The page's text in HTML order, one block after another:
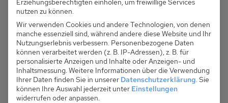
Suchen
PL 041.022 - Apartment
Bellamaya B29
Erziehungsberechtigten einholen, um freiwillige Services
nutzen zu können.
Wir verwenden Cookies und andere Technologien, von denen
manche essenziell sind, während andere diese Website und Ihr
Nutzungserlebnis verbessern. Personenbezogene Daten
können verarbeitet werden (z. B. IP-Adressen), z. B. für
personalisierte Anzeigen und Inhalte oder Anzeigen- und
Inhaltsmessung. Weitere Informationen über die Verwendung
Ihrer Daten finden Sie in unserer Datenschutzerklärung. Sie
können Ihre Auswahl jederzeit unter Einstellungen
widerrufen oder anpassen.